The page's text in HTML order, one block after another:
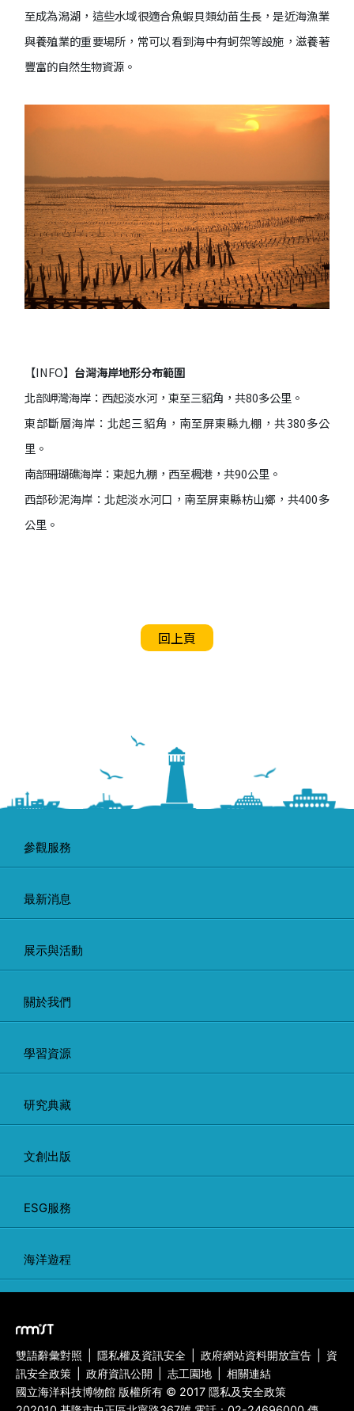
至成為潟湖，這些水域很適合魚蝦貝類幼苗生長，是近海漁業
與養殖業的重要場所，常可以看到海中有蚵架等設施，滋養著
豐富的自然生物資源。
【INFO】 台灣海岸地形分布範圍
北部岬灣海岸：西起淡水河，東至三貂角，共80多公里。
東部斷層海岸：北起三貂角，南至屏東縣九棚，共380多公
里。
南部珊瑚礁海岸：東起九棚，西至楓港，共90公里。
西部砂泥海岸：北起淡水河口，南至屏東縣枋山鄉，共400多
公里。
回上頁
參觀服務
最新消息
展示與活動
關於我們
學習資源
研究典藏
文創出版
ESG服務
海洋遊程
雙語辭彙對照 隱私權及資訊安全 政府網站資料開放宣告
資
訊安全政策
政府資訊公開 志工園地
相關連結
國立海洋科技博物館 版權所有 © 2017 隱私及安全政策